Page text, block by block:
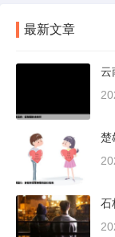
最新文章
云
楚
石